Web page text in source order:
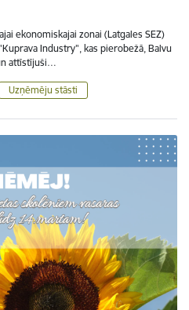
ekonomiskajai zonai (Latgales SEZ)
Industry", kas pierobežā, Balvu
attīstījuši…
Uzņēmēju stāsti